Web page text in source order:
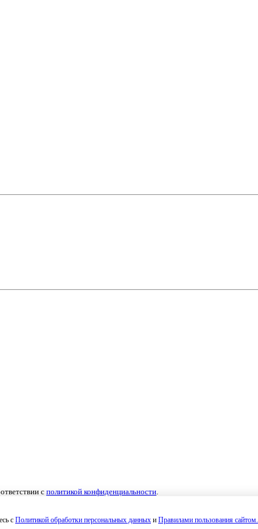
с политикой конфиденциальности
с Политикой обработки персональных данных и Правилами пользования сайтом.